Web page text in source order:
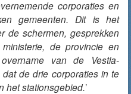
corporaties en
gemeenten. Dit is het
de schermen, gesprekken
de provincie en
van de Vestia-
de drie corporaties in te
het stationsgebied.’